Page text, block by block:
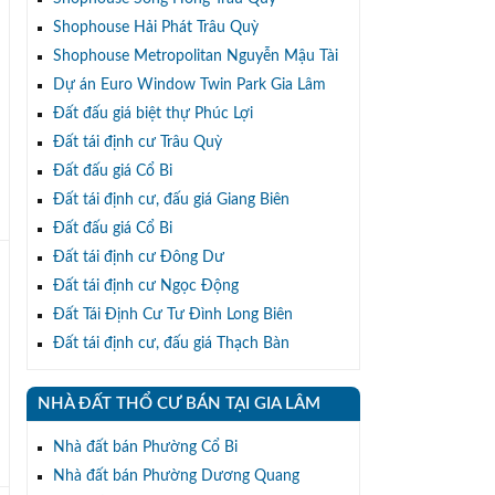
Shophouse Hải Phát Trâu Quỳ
Shophouse Metropolitan Nguyễn Mậu Tài
Dự án Euro Window Twin Park Gia Lâm
Đất đấu giá biệt thự Phúc Lợi
Đất tái định cư Trâu Quỳ
Đất đấu giá Cổ Bi
Đất tái định cư, đấu giá Giang Biên
Đất đấu giá Cổ Bi
Đất tái định cư Đông Dư
Đất tái định cư Ngọc Động
Đất Tái Định Cư Tư Đình Long Biên
Đất tái định cư, đấu giá Thạch Bàn
NHÀ ĐẤT THỔ CƯ BÁN TẠI GIA LÂM
Nhà đất bán Phường Cổ Bi
Nhà đất bán Phường Dương Quang